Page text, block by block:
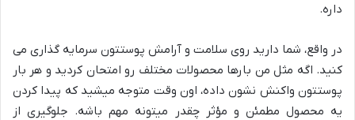
داره.
در واقع، شما دارید روی سلامت و آرامش پوستتون سرمایه گذاری می
کنید. اگه مثل من بارها محصولات مختلف رو امتحان کردید و هر بار
پوستتون واکنش نشون داده، اون وقت متوجه میشید که پیدا کردن
یه محصول مطمئن و مؤثر چقدر میتونه مهم باشه. جلوگیری از